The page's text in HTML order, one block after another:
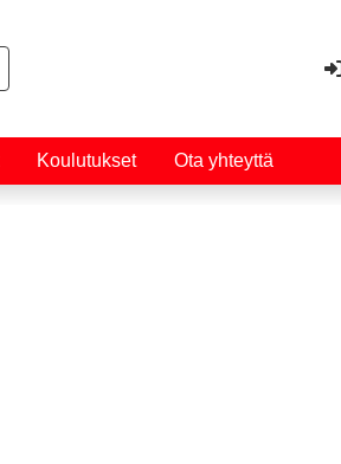
Koulutukset Ota yhteyttä